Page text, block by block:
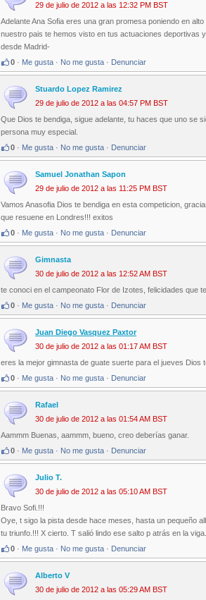
29 de julio de 2012 a las 12:32 PM BST
Adelante Ana Sofia eres una gran promesa poniendo en
nuestro pais te hemos visto en tus actuaciones deportivas
desde Madrid-
0 · Me gusta · No me gusta · Denunciar
Stuardo Lopez Ramirez
29 de julio de 2012 a las 04:57 PM BST
Que Dios te bendiga, sigue adelante, tu haces que uno se
persona muy especial.
0 · Me gusta · No me gusta · Denunciar
Samuel Jonathan Sapon
29 de julio de 2012 a las 11:25 PM BST
Vamos Anasofia Dios te bendiga en esta competicion,
que resuene en Londres!!! exitos
0 · Me gusta · No me gusta · Denunciar
Gimnasta
30 de julio de 2012 a las 12:52 AM BST
te conoci en el campeonato Flor de Izotes, felicidades que
0 · Me gusta · No me gusta · Denunciar
Juan Diego Vasquez Paxtor
30 de julio de 2012 a las 01:17 AM BST
eres la mejor gimnasta de guate suerte para el jueves Dios
0 · Me gusta · No me gusta · Denunciar
Rafael
30 de julio de 2012 a las 01:54 AM BST
Aammm Buenas, aammm, bueno, creo deberías ganar.
0 · Me gusta · No me gusta · Denunciar
Julio T.
30 de julio de 2012 a las 05:10 AM BST
Bravo Sofi.!!!
Oye, t sigo la pista desde hace meses, hasta un pequeño
tu triunfo.!!! X cierto. T salió lindo ese salto p atrás en la
0 · Me gusta · No me gusta · Denunciar
Alberto V
30 de julio de 2012 a las 05:29 AM BST